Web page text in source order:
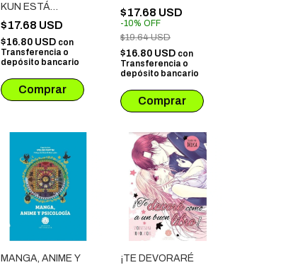
KUN ESTÁ
ENAMORADO # 02
$17.68 USD
$16.80 USD con
Transferencia o
depósito bancario
$17.68 USD
-10% OFF
$19.64 USD
$16.80 USD con
Transferencia o
depósito bancario
MANGA, ANIME Y
¡TE DEVORARÉ